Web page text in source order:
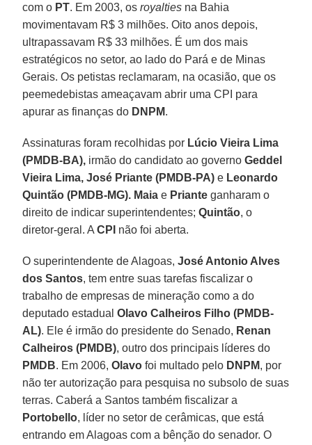
com o PT. Em 2003, osroyalties na Bahia
movimentavam R$ 3 milhões. Oito anos depois,
ultrapassavam R$ 33 milhões. É um dos mais
estratégicos no setor, ao lado do Pará e de Minas
Gerais. Os petistas reclamaram, na ocasião, que os
peemedebistas ameaçavam abrir uma CPI para
apurar as finanças do DNPM.
Assinaturas foram recolhidas por Lúcio Vieira Lima
(PMDB-BA), irmão do candidato ao governoGeddel
Vieira Lima, José Priante (PMDB-PA) e Leonardo
Quintão (PMDB-MG). Maia e Priante ganharam o
direito de indicar superintendentes;Quintão, o
diretor-geral. ACPI não foi aberta.
O superintendente de Alagoas,José Antonio Alves
dos Santos, tem entre suas tarefas fiscalizar o
trabalho de empresas de mineração como a do
deputado estadualOlavo Calheiros Filho (PMDB-
AL). Ele é irmão do presidente do Senado, Renan
Calheiros (PMDB), outro dos principais líderes do
PMDB. Em 2006,Olavo foi multado pelo DNPM, por
não ter autorização para pesquisa no subsolo de suas
terras. Caberá a Santos também fiscalizar a
Portobello, líder no setor de cerâmicas, que está
entrando em Alagoas com a bênção do senador. O